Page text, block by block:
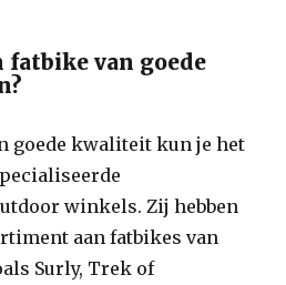
fatbike van goede
goede kwaliteit kun je het
winkels. Zij hebben
aan fatbikes van
Surly, Trek of